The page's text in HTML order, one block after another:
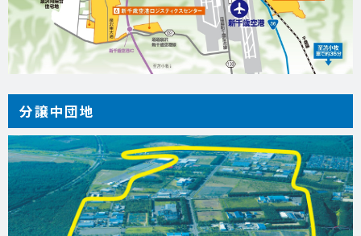
分譲中団地